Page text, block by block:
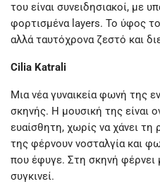
του είναι συνειδησιακοί, με
φορτισμένα layers. Το ύφος
αλλά ταυτόχρονα ζεστό και
Cilia Katrali
Μια νέα γυναικεία φωνή της
σκηνής. Η μουσική της είναι
ευαίσθητη, χωρίς να χάνει τη
της φέρνουν νοσταλγία και
που έφυγε. Στη σκηνή φέρνει
συγκινεί.